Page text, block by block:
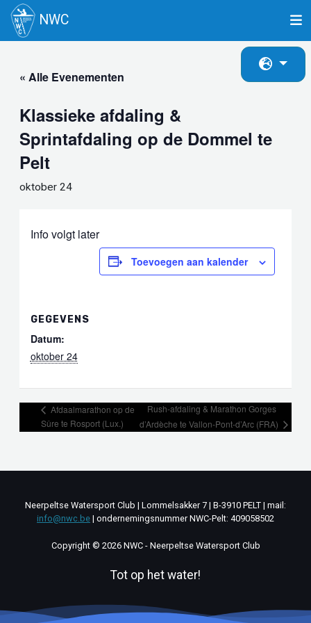
NWC
« Alle Evenementen
Klassieke afdaling &
Sprintafdaling op de Dommel te
Pelt
oktober 24
Info volgt later
Toevoegen aan kalender
GEGEVENS
Datum:
oktober 24
Afdaalmarathon op de
Sûre te Rosport (Lux.)
Rush-afdaling & Marathon Gorges
d’Ardèche te Vallon-Pont-d’Arc (FRA)
Neerpeltse Watersport Club | Lommelsakker 7 | B-3910 PELT | mail:
info@nwc.be | ondernemingsnummer NWC-Pelt: 409058502
Copyright © 2026 NWC - Neerpeltse Watersport Club
Tot op het water!